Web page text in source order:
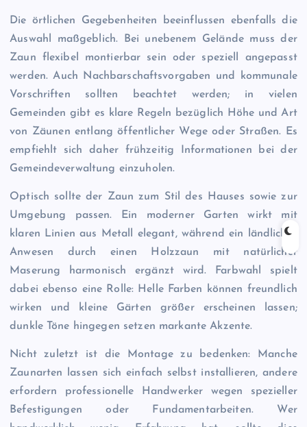
Die örtlichen Gegebenheiten beeinflussen ebenfalls die
Auswahl maßgeblich. Bei unebenem Gelände muss der
Zaun flexibel montierbar sein oder speziell angepasst
werden. Auch Nachbarschaftsvorgaben und kommunale
Vorschriften sollten beachtet werden; in vielen
Gemeinden gibt es klare Regeln bezüglich Höhe und Art
von Zäunen entlang öffentlicher Wege oder Straßen. Es
empfiehlt sich daher frühzeitig Informationen bei der
Gemeindeverwaltung einzuholen.
Optisch sollte der Zaun zum Stil des Hauses sowie zur
Umgebung passen. Ein moderner Garten wirkt mit
klaren Linien aus Metall elegant, während ein ländliches
Anwesen durch einen Holzzaun mit natürlicher
Maserung harmonisch ergänzt wird. Farbwahl spielt
dabei ebenso eine Rolle: Helle Farben können freundlich
wirken und kleine Gärten größer erscheinen lassen;
dunkle Töne hingegen setzen markante Akzente.
Nicht zuletzt ist die Montage zu bedenken: Manche
Zaunarten lassen sich einfach selbst installieren, andere
erfordern professionelle Handwerker wegen spezieller
Befestigungen oder Fundamentarbeiten. Wer